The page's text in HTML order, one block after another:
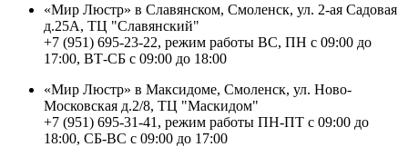
«Мир Люстр» в Славянском, Смоленск, ул. 2-ая Садовая
д.25А, ТЦ "Славянский"
+7 (951) 695-23-22, режим работы ВС, ПН с 09:00 до
17:00, ВТ-СБ с 09:00 до 18:00
«Мир Люстр» в Максидоме, Смоленск, ул. Ново-
Московская д.2/8, ТЦ "Маскидом"
+7 (951) 695-31-41, режим работы ПН-ПТ с 09:00 до
18:00, СБ-ВС с 09:00 до 17:00